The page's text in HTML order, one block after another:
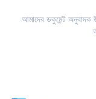
আমাদের ডকুমেন্ট